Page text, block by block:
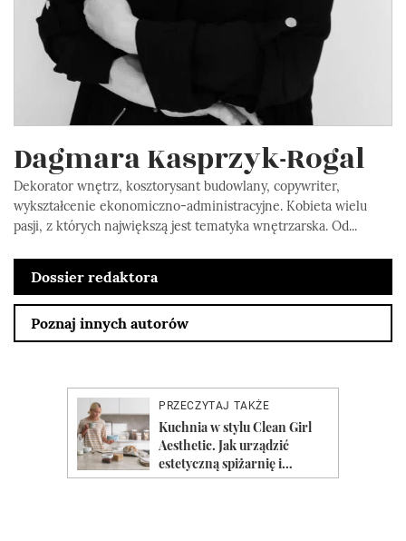
Dagmara Kasprzyk-Rogal
Dekorator wnętrz, kosztorysant budowlany, copywriter,
wykształcenie ekonomiczno-administracyjne. Kobieta wielu
pasji, z których największą jest tematyka wnętrzarska. Od...
Dossier redaktora
Poznaj innych autorów